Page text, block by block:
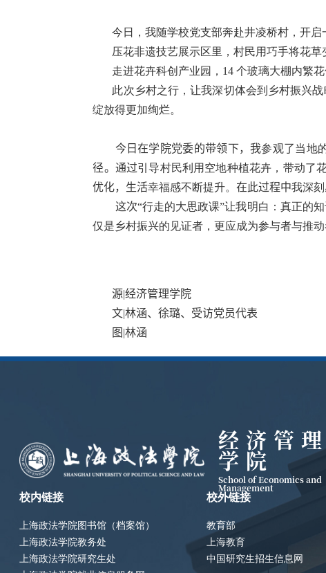
今日，我随学校党支部奔赴井凌桥村，开启
压花非遗技艺展示区里，村民用巧手将花
走进花卉科创产业园， 14个玻璃大棚内繁
此次乡村之行，让我深切体会到乡村振兴
绽放得更加绚烂。
今日在学院党委的带领下，我参观了当地
径。通过引导村民利用空地种植花卉，带动了
优化，生活幸福感不断提升。在此过程中我深
这次“行走的大思政课”让我明白：真正的
仅是乡村振兴的见证者，更应成为参与者与推
源|经济管理学院
文|林涵、徐璐、受访党员代表
图 |林涵
经济管理
学院
School of Economics and
Management
校内链接
上海政法学院图书馆（档案馆）
上海政法学院教务处
上海政法学院研究生处
校外链接
教育部
上海教育
中国研究生招生信息网